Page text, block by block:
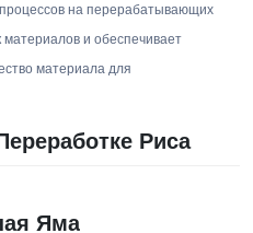
на перерабатывающих
и обеспечивает
материала для
Риса
Яма